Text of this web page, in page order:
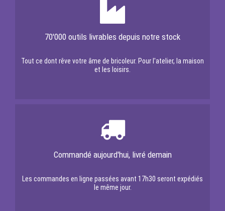
70'000 outils livrables depuis notre stock
Tout ce dont rêve votre âme de bricoleur. Pour l'atelier, la maison
et les loisirs.
Commandé aujourd'hui, livré demain
Les commandes en ligne passées avant 17h30 seront expédiés
le même jour.